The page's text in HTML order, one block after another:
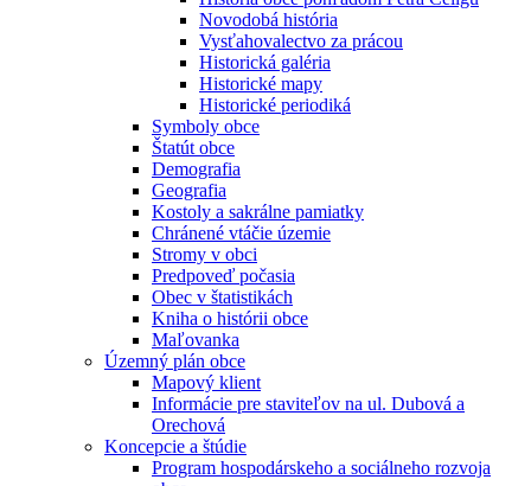
Novodobá história
Vysťahovalectvo za prácou
Historická galéria
Historické mapy
Historické periodiká
Symboly obce
Štatút obce
Demografia
Geografia
Kostoly a sakrálne pamiatky
Chránené vtáčie územie
Stromy v obci
Predpoveď počasia
Obec v štatistikách
Kniha o histórii obce
Maľovanka
Územný plán obce
Mapový klient
Informácie pre staviteľov na ul. Dubová a
Orechová
Koncepcie a štúdie
Program hospodárskeho a sociálneho rozvoja